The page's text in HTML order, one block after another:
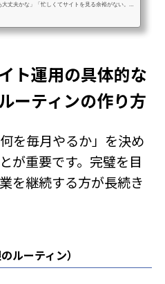
大丈夫かな」「忙しくてサイトを見る余裕がない。
いるのかどうかもわからない」こういった状況の中
ます。結論から言うと、ホームページの放置は確実
生んでいます。ただし、状況は必ず改善できます。
、放置すると何が起き...
ト運用の具体的な
ティンの作り方
を毎月やるか」を決め
が重要です。完璧を目
を継続する方が長続き
ルーティン）